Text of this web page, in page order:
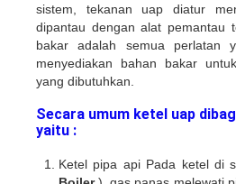
sistem, tekanan uap diatur
dipantau dengan alat pemantau
bakar adalah semua perlatan
menyediakan bahan bakar
yang dibutuhkan.
Secara umum ketel uap
yaitu :
Ketel pipa api Pada ketel di